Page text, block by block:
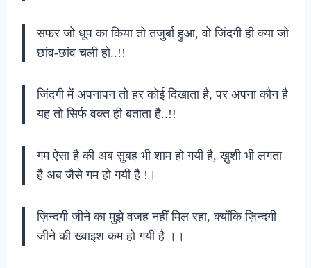
सफर जो धूप का किया तो तजुर्बा हुआ, वो जिंदगी ही क्या जो
छांव-छांव चली हो..!!
जिंदगी में अपनापन तो हर कोई दिखाता है, पर अपना कौन है
यह तो सिर्फ वक्त ही बताता है..!!
गम ऐसा है की अब सुबह भी शाम हो गयी है, ख़ुशी भी लगता
है अब जैसे गम हो गयी है !।
ज़िन्दगी जीने का मुझे वजह नहीं मिल रहा, क्योंकि ज़िन्दगी
जीने की ख्वाइश कम हो गयी है ।।